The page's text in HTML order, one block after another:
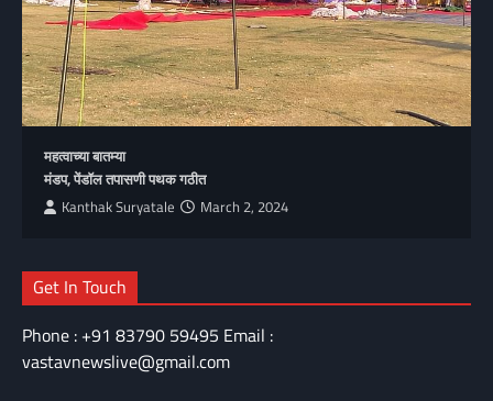
महत्वाच्या बातम्या
मंडप, पेंडॉल तपासणी पथक गठीत
Kanthak Suryatale March 2, 2024
Get In Touch
Phone : +91 83790 59495 Email :
vastavnewslive@gmail.com